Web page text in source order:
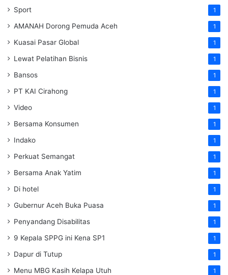
Sport 1
AMANAH Dorong Pemuda Aceh 1
Kuasai Pasar Global 1
Lewat Pelatihan Bisnis 1
Bansos 1
PT KAI Cirahong 1
Video 1
Bersama Konsumen 1
Indako 1
Perkuat Semangat 1
Bersama Anak Yatim 1
Di hotel 1
Gubernur Aceh Buka Puasa 1
Penyandang Disabilitas 1
9 Kepala SPPG ini Kena SP1 1
Dapur di Tutup 1
Menu MBG Kasih Kelapa Utuh 1